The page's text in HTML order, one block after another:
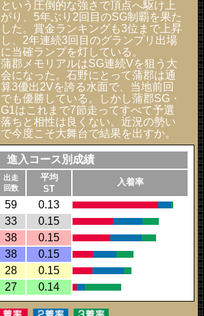
という圧倒的な強さで頂点へ駆け上
がり、5年ぶり2回目のSG制覇を果た
した。賞金ランキングも3位まで上昇
し、2年連続3回目のグランプリ出場
に当確ランプを灯している。
蒲郡メモリアルはSG連続Vを狙う大
会になった。石野にとって蒲郡は通
算3優出2Vを誇る水面で、当地前回
でも優勝している。しかし蒲郡SG・
G1はこれまで7節走ってすべて予選
落ちと相性は良くない。近況の勢い
で今度こそ大舞台で結果を出すか。
進入コース別成績
出走
回数
平均
ST
入着率
59
0.13
33
0.15
38
0.15
38
0.15
28
0.15
27 0.14